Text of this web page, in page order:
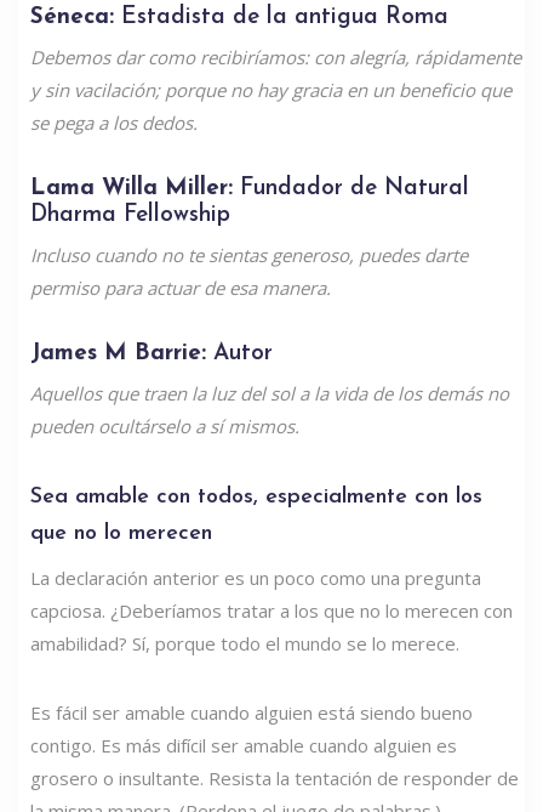
Séneca: Estadista de la antigua Roma
Debemos dar como recibiríamos: con alegría, rápidamente
y sin vacilación; porque no hay gracia en un beneficio que
se pega a los dedos.
Lama Willa Miller: Fundador de Natural
Dharma Fellowship
Incluso cuando no te sientas generoso, puedes darte
permiso para actuar de esa manera.
James M Barrie: Autor
Aquellos que traen la luz del sol a la vida de los demás no
pueden ocultárselo a sí mismos.
Sea amable con todos, especialmente con los
que no lo merecen
La declaración anterior es un poco como una pregunta
capciosa. ¿Deberíamos tratar a los que no lo merecen con
amabilidad? Sí, porque todo el mundo se lo merece.
Es fácil ser amable cuando alguien está siendo bueno
contigo. Es más difícil ser amable cuando alguien es
grosero o insultante. Resista la tentación de responder de